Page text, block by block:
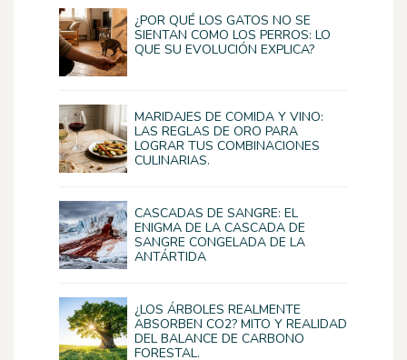
¿POR QUÉ LOS GATOS NO SE
SIENTAN COMO LOS PERROS: LO
QUE SU EVOLUCIÓN EXPLICA?
MARIDAJES DE COMIDA Y VINO:
LAS REGLAS DE ORO PARA
LOGRAR TUS COMBINACIONES
CULINARIAS.
CASCADAS DE SANGRE: EL
ENIGMA DE LA CASCADA DE
SANGRE CONGELADA DE LA
ANTÁRTIDA
¿LOS ÁRBOLES REALMENTE
ABSORBEN CO2? MITO Y REALIDAD
DEL BALANCE DE CARBONO
FORESTAL.